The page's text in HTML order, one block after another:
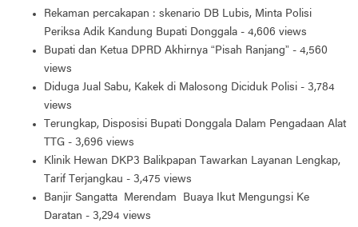
Rekaman percakapan : skenario DB Lubis, Minta Polisi
Periksa Adik Kandung Bupati Donggala - 4,606 views
Bupati dan Ketua DPRD Akhirnya “Pisah Ranjang” - 4,560
views
Diduga Jual Sabu, Kakek di Malosong Diciduk Polisi - 3,784
views
Terungkap, Disposisi Bupati Donggala Dalam Pengadaan Alat
TTG - 3,696 views
Klinik Hewan DKP3 Balikpapan Tawarkan Layanan Lengkap,
Tarif Terjangkau - 3,475 views
Banjir Sangatta Merendam Buaya Ikut Mengungsi Ke
Daratan - 3,294 views